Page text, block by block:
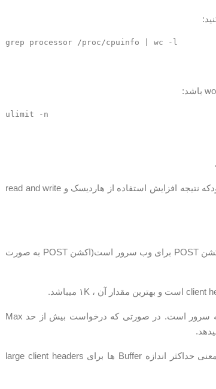
و اگر اندازه آن پایین باشد nginx مجبور به نوشتن temporary file میشودکه نتیجه افزایش استفاده از هاردیسک و read and write
: یک client buffer size به معنی ارسال اکشن POST برای وب سرور است(اکشن POST به صورت
: تعیین کننده بیشتر حجم درخواست کاربر به سرور است. در صورتی که درخواست بیش از حد Max
:همانطور که از نامش پیداست به معنی حداکثر اندازه Buffer ها برای large client headers